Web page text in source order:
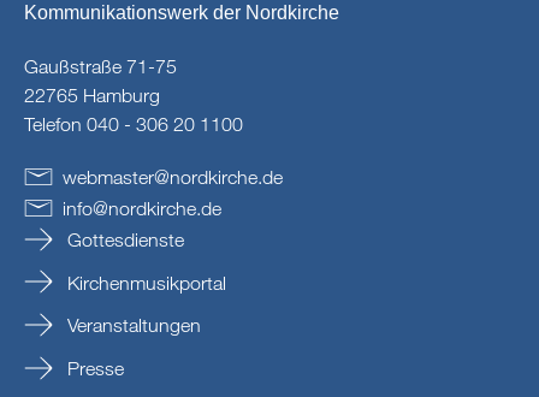
Kommunikationswerk der Nordkirche
Gaußstraße 71-75
22765 Hamburg
Telefon 040 - 306 20 1100
webmaster@nordkirche.de
info@nordkirche.de
Gottesdienste
Kirchenmusikportal
Veranstaltungen
Presse